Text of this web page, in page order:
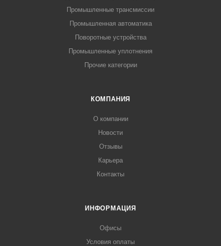
Промышленные трансмиссии
Промышленная автоматика
Поворотные устройства
Промышленные уплотнения
Прочие категории
КОМПАНИЯ
О компании
Новости
Отзывы
Карьера
Контакты
ИНФОРМАЦИЯ
Офисы
Условия оплаты